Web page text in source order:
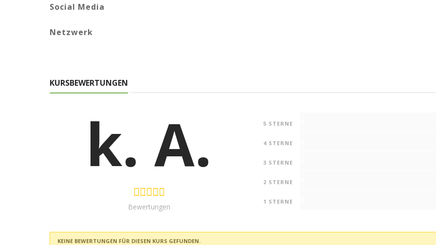
Social Media
Netzwerk
KURSBEWERTUNGEN
k. A.
Bewertungen
5 STERNE
4 STERNE
3 STERNE
2 STERNE
1 STERNE
KEINE BEWERTUNGEN FÜR DIESEN KURS GEFUNDEN.